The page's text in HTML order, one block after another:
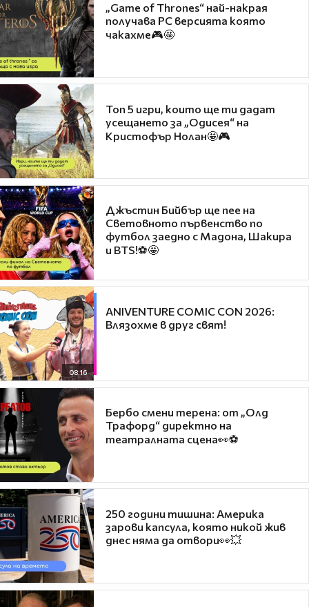
„Game of Thrones“ най-накрая
получава PC версията която
чакахме🎮🤩
Топ 5 игри, които ще ти дадат
усещането за „Одисея“ на
Кристофър Нолан🤩🎮
Джъстин Бийбър ще пее на
Световното първенство по
футбол заедно с Мадона, Шакира
и BTS!⚽🤩
08:16
ANIVENTURE COMIC CON 2026:
Влязохме в друг свят!
Бербо смени терена: от „Олд
Трафорд“ директно на
театралната сцена👀⚽
250 години тишина: Америка
зарови капсула, която никой жив
днес няма да отвори👀💥